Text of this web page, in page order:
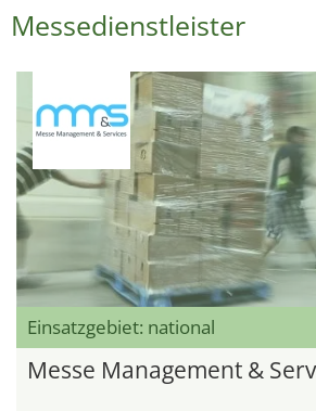
Messedienstleister
Einsatzgebiet: national
Messe Management &